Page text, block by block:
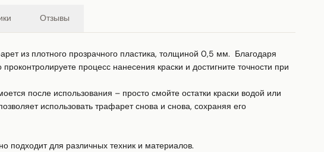
Отзывы
из плотного прозрачного пластика, толщиной 0,5 мм.  Благодаря
процесс нанесения краски и достигните точности при
после использования – просто смойте остатки краски водой или
использовать трафарет снова и снова, сохраняя его
подходит для различных техник и материалов.